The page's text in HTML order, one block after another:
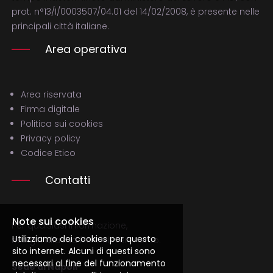
prot. n°13/I/0003507/04.01 del 14/02/2008, è presente nelle
principali città italiane.
Area operativa
Area riservata
Firma digitale
Politica sui cookies
Privacy policy
Codice Etico
Contatti
Per qualsiasi informazione,
rivolgiti alla tua filale di riferimento.
Sede di Napoli
Note sui cookies
Utilizziamo dei cookies per questo
sito internet. Alcuni di questi sono
necessari al fine del funzionamento